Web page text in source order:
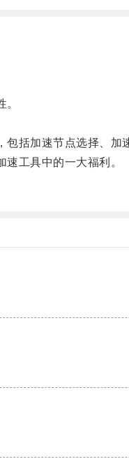
括加速节点选择、加
工具中的一大福利。